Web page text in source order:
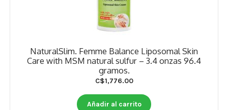
NaturalSlim. Femme Balance Liposomal Skin
Care with MSM natural sulfur – 3.4 onzas 96.4
gramos.
C$1,776.00
Añadir al carrito